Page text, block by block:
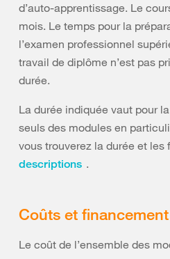
d’auto-apprentissage. Le
mois. Le temps pour la
l’examen professionnel
travail de diplôme n’est pas
durée.
La durée indiquée vaut pour
seuls des modules en
vous trouverez la durée et
descriptions .
Coûts et financement
Le coût de l’ensemble des